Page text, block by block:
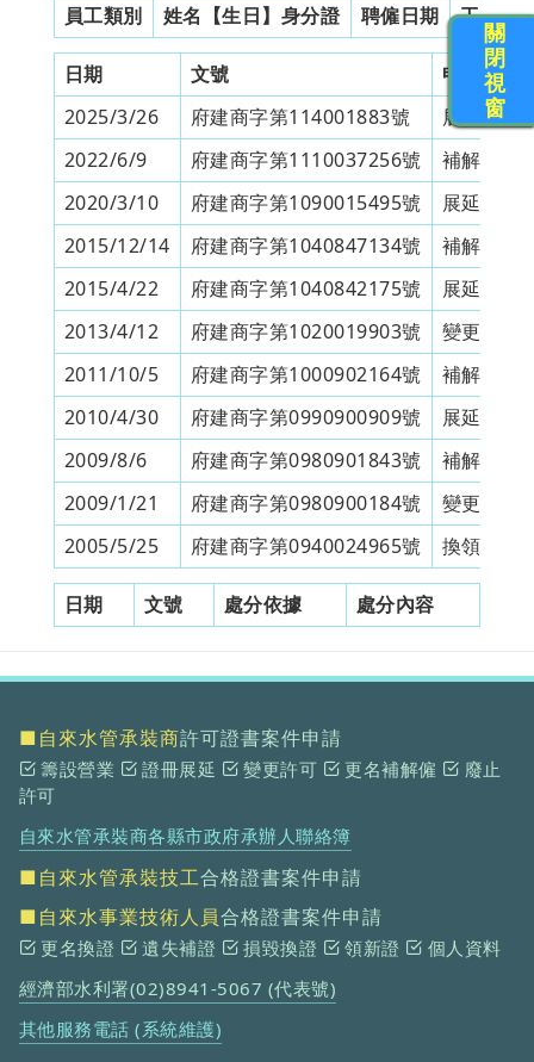
員工類別 姓名【生日】身分證 聘僱日期 工作證
日期 文號
申請類別
2025/3/26
府建商字第114001883號
展延營業
2022/6/9
府建商字第1110037256號
補解僱備
2020/3/10
府建商字第1090015495號
展延營業
2015/12/14
府建商字第1040847134號
補解僱備
2015/4/22
府建商字第1040842175號
展延營業
2013/4/12
府建商字第1020019903號
變更營業
2011/10/5
府建商字第1000902164號
補解僱備
2010/4/30
府建商字第0990900909號
展延營業
2009/8/6
府建商字第0980901843號
補解僱備
2009/1/21
府建商字第0980900184號
變更營業
2005/5/25
府建商字第0940024965號 換領新證
日期 文號 處分依據 處分內容
關
閉
視
窗
■自來水管承裝商許可證書案件申請
籌設營業 證冊展延 變更許可 更名補解僱
廢止
許可
自來水管承裝商各縣市政府承辦人聯絡簿
■自來水管承裝技工合格證書案件申請
■自來水事業技術人員合格證書案件申請
更名換證 遺失補證 損毀換證 領新證
個人資料
經濟部水利署(02)8941-5067 (代表號)
其他服務電話 (系統維護)